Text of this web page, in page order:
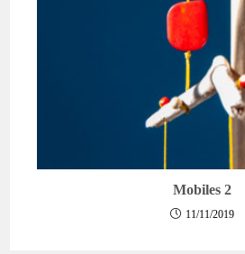
Mobiles 2
11/11/2019